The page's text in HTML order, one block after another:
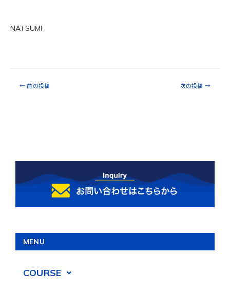
NATSUMI
← 前の投稿 次の投稿 →
MENU
COURSE